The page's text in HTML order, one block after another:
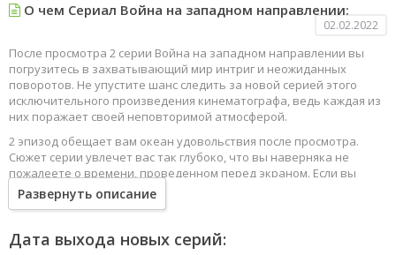
О чем Сериал Война на западном направлении:
02.02.2022
После просмотра 2 серии Война на западном направлении вы
погрузитесь в захватывающий мир интриг и неожиданных
поворотов. Не упустите шанс следить за новой серией этого
исключительного произведения кинематографа, ведь каждая из
них поражает своей неповторимой атмосферой.
2 эпизод обещает вам океан удовольствия после просмотра.
Сюжет серии увлечет вас так глубоко, что вы наверняка не
пожалеете о времени, проведенном перед экраном. Если вы
жаждете наслаждаться онлайн этим сериалом в высоком
качестве HD, то ваш выбор будет весьма правильным. Каждый
событиями, но и яркими, запоминающимися героями, которые
Развернуть описание
Дата выхода новых серий: